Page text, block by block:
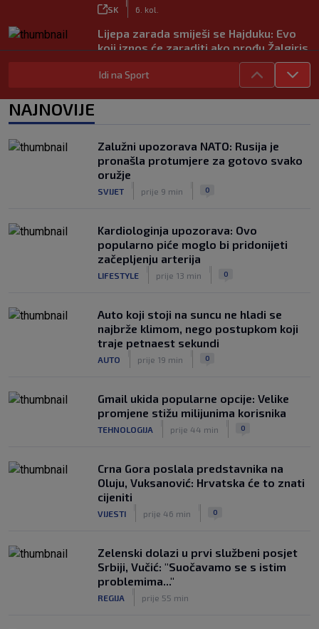
SK 6. kol.
Lijepa zarada smiješi se Hajduku: Evo
koji iznos će zaraditi ako prođu Žalgiris
Kakav spektakl! Pogledajte čudesan
doček Salaha u Turskoj
Rapsodija Hajduka u Litvi, playoff KL
praktički je osiguran! Majstorije Šege i
Pajazitija
SK 6. kol.
Idi na Sport
NAJNOVIJE
Zalužni upozorava NATO: Rusija je
pronašla protumjere za gotovo svako
oružje
SVIJET prije 9 min 0
Kardiologinja upozorava: Ovo
popularno piće moglo bi pridonijeti
začepljenju arterija
LIFESTYLE prije 13 min 0
Auto koji stoji na suncu ne hladi se
najbrže klimom, nego postupkom koji
traje petnaest sekundi
AUTO prije 19 min 0
Gmail ukida popularne opcije: Velike
promjene stižu milijunima korisnika
TEHNOLOGIJA prije 44 min 0
Crna Gora poslala predstavnika na
Oluju, Vuksanović: Hrvatska će to znati
cijeniti
VIJESTI prije 46 min 0
Zelenski dolazi u prvi službeni posjet
Srbiji, Vučić: "Suočavamo se s istim
problemima..."
REGIJA prije 55 min